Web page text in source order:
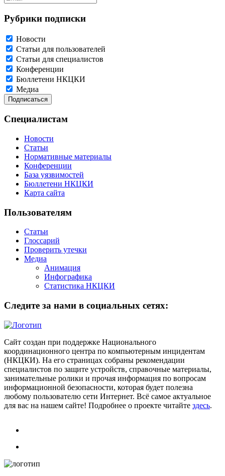
Рубрики подписки
Новости
Статьи для пользователей
Статьи для специалистов
Конференции
Бюллетени НКЦКИ
Медиа
Специалистам
Новости
Статьи
Нормативные материалы
Конференции
База уязвимостей
Бюллетени НКЦКИ
Карта сайта
Пользователям
Статьи
Глоссарий
Проверить утечки
Медиа
Анимация
Инфографика
Статистика НКЦКИ
Следите за нами в социальных сетях:
Сайт создан при поддержке Национального
координационного центра по компьютерным инцидентам
(НКЦКИ). На его страницах собраны рекомендации
специалистов по защите устройств, справочные материалы,
занимательные ролики и прочая информация по вопросам
информационной безопасности, которая будет полезна
любому пользователю сети Интернет. Всё самое актуальное
для вас на нашем сайте! Подробнее о проекте читайте здесь.